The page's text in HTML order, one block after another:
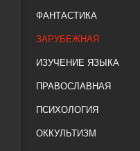
ФАНТАСТИКА
ЗАРУБЕЖНАЯ
ИЗУЧЕНИЕ ЯЗЫКА
ПРАВОСЛАВНАЯ
ПСИХОЛОГИЯ
ОККУЛЬТИЗМ